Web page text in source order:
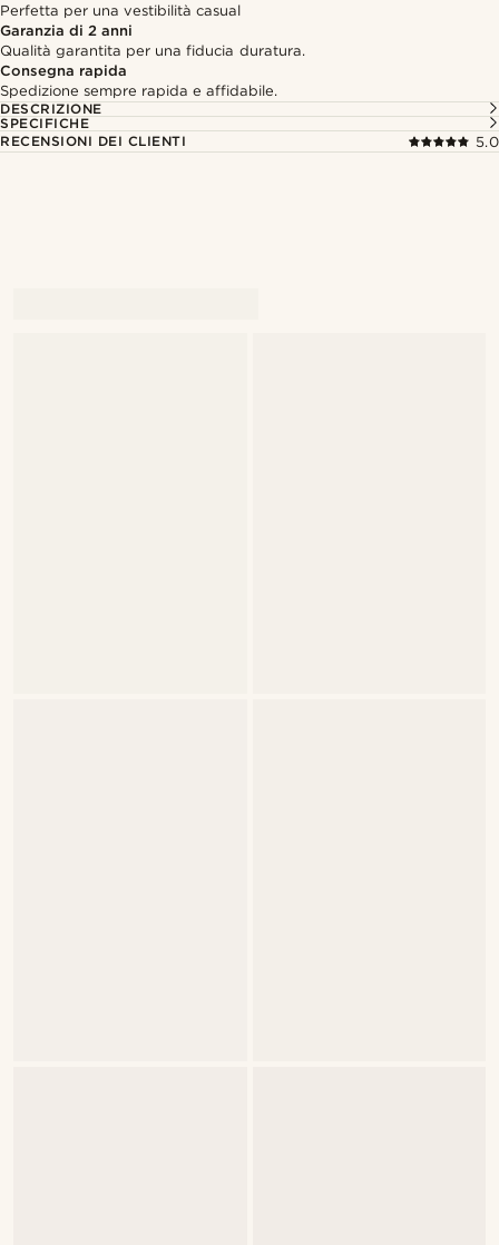
Perfetta per una vestibilità casual
Garanzia di 2 anni
Qualità garantita per una fiducia duratura.
Consegna rapida
Spedizione sempre rapida e affidabile.
DESCRIZIONE
SPECIFICHE
RECENSIONI DEI CLIENTI
5.0